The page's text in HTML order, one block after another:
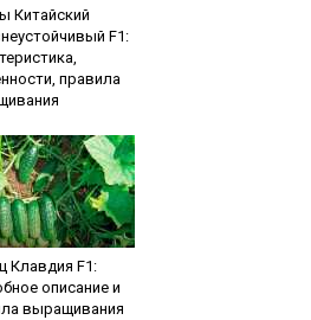
Китайский
F1:
правила
Клавдия F1:
описание и
выращивания